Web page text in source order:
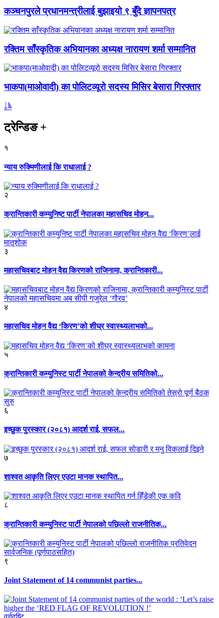
कञ्चनपुरले प्रधानमन्त्रीलाई बुझाइयो ९ बुँदे ज्ञापनपत्र
रक्तिम साँस्कृतिक अभियानका अध्यक्ष नारायण शर्मा सम्मानित
भाकपा(माओवादी) का पोलिटव्यूरो सदस्य मिसिर बेसारा गिरफ्तार
ट्रेन्डिङ+
१
न्याय रुक्मिणीलाई कि राधालाई ?
२
क्रान्तिकारी कम्युनिष्ट पार्टी नेपालका महासचिव मोहन...
३
महासचिवबाट मोहन वैद्य किरणको राजिनामा, क्रान्तिकारी...
४
महासचिव मोहन वैद्य ‘किरण’को शीघ्र स्वास्थ्यलाभको...
५
क्रान्तिकारी कम्युनिस्ट पार्टी नेपालको केन्द्रीय समितिको...
६
इच्छुक पुरस्कार (२०८१) आदर्श राई, सफल...
७
शाश्वत आकृति लिएर एउटा मानक स्थापित...
८
क्रान्तिकारी कम्युनिस्ट पार्टी नेपालको पछिल्लो राजनीतिक...
९
Joint Statement of 14 communist parties...